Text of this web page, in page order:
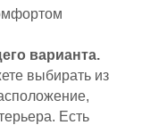
варианта.
выбирать из
Есть